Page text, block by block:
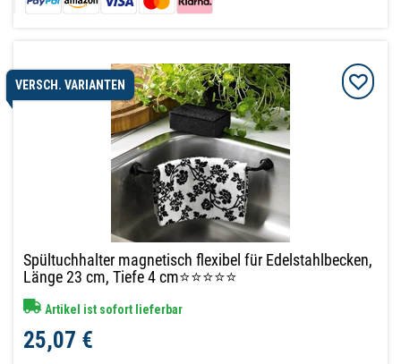
VERSCH. VARIANTEN
Spültuchhalter magnetisch flexibel für Edelstahlbecken,
Länge 23 cm, Tiefe 4 cm⭐⭐⭐⭐⭐
Artikel ist sofort lieferbar
25,07 €